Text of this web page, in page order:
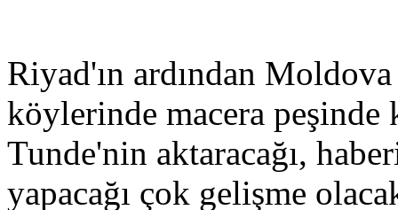
Riyad'ın ardından Moldova
köylerinde macera peşinde
Tunde'nin aktaracağı,
yapacağı çok gelişme